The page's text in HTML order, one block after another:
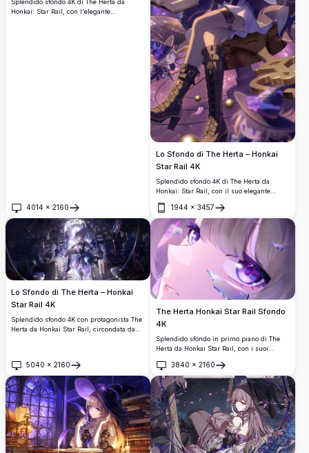
Splendido sfondo 4K di The Herta da
Honkai: Star Rail, con l'elegante
4014 × 2160
Apri
Lo Sfondo di The Herta – Honkai
Star Rail 4K
Splendido sfondo 4K di The Herta da
Honkai: Star Rail, con il suo elegante
cappello da strega, accenti floreali viola,
outfit magico scuro, libri fluttuanti, cornici
dorate e uno sfondo cosmico da sogno.
1944 × 3457
Apri
Lo Sfondo di The Herta – Honkai
Star Rail 4K
Splendido sfondo 4K con protagonista The
Herta da Honkai Star Rail, circondata da
magica e artwork anime in altissima
risoluzione.
5040 × 2160
Apri
The Herta Honkai Star Rail Sfondo
4K
Splendido sfondo in primo piano di The
Herta da Honkai Star Rail, con i suoi
circondati da frammenti di cristallo
luminosi in un'atmosfera onirica rosa-
viola. Sfondo desktop perfetto ad alta
risoluzione.
3840 × 2160
Apri